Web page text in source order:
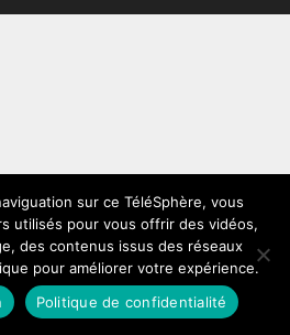
sur ce TéléSphère, vous
utilisés pour vous offrir des vidéos,
des contenus issus des réseaux
pour améliorer votre expérience.
Politique de confidentialité